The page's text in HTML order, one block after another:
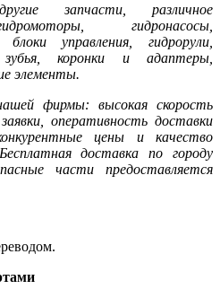
запчасти, различное
гидронасосы,
управления, гидрорули,
коронки и адаптеры,
элементы.
фирмы: высокая скорость
оперативность доставки
цены и качество
доставка по городу
части предоставляется